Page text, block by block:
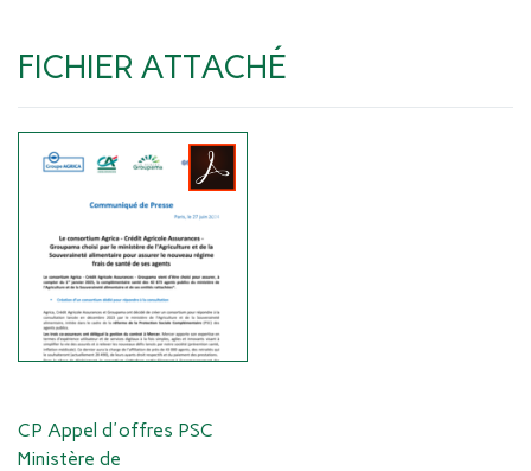
FICHIER ATTACHÉ
CP Appel d'offres PSC
Ministère de